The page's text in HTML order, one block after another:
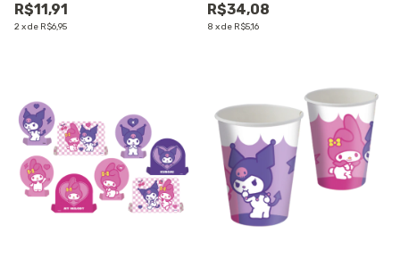
R$11,91
2xde R$6,95
R$34,08
8 xde R$5,16